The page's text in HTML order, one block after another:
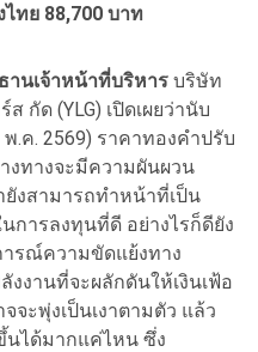
ทย 88,700 บาท
นเจ้าหน้าที่บริหาร บริษัท
กัด (YLG) เปิดเผยว่านับ
.ค. 2569) ราคาทองคำปรับ
งทางจะมีความผันผวน
งสามารถทำหน้าที่เป็น
ารลงทุนที่ดี อย่างไรก็ดียัง
รณ์ความขัดแย้งทาง
งานที่จะผลักดันให้เงินเฟ้อ
ะพุ่งเป็นเงาตามตัว แล้ว
นได้มากแค่ไหน ซึ่ง